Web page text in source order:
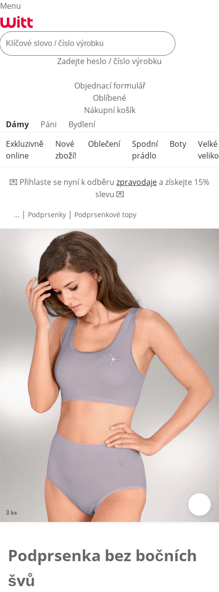
Menu
Zadejte heslo / číslo výrobku
Objednací formulář
Oblíbené
Nákupní košík
Přeskočit kategorie produktů
Dámy Páni
Bydlení
Exkluzivně
online
Nové
zboží!
Oblečení
Spodní
prádlo
Boty
Velké
💌 Přihlaste se nyní k odběru zpravodajea získejte 15%
slevu 💌
... | Podprsenky | Podprsenkové topy
3 ks
Podprsenka bez bočních
švů